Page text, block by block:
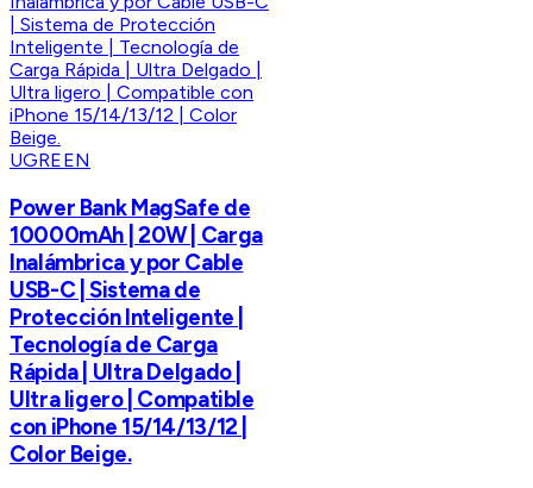
UGREEN
Power Bank MagSafe de
10000mAh | 20W | Carga
Inalámbrica y por Cable
USB-C | Sistema de
Protección Inteligente |
Tecnología de Carga
Rápida | Ultra Delgado |
Ultra ligero | Compatible
con iPhone 15/14/13/12 |
Color Beige.